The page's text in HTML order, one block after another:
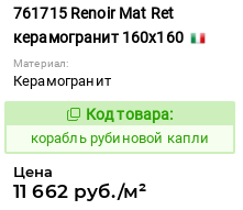
761715 Renoir Mat Ret
керамогранит 160x160
Материал:
Керамогранит
775537
Код товара:
корабль рубиновой капли
Цена
11 662 руб./м²